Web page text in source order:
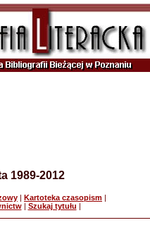
1989-2012
| Kartoteka czasopism |
| Szukaj tytułu |